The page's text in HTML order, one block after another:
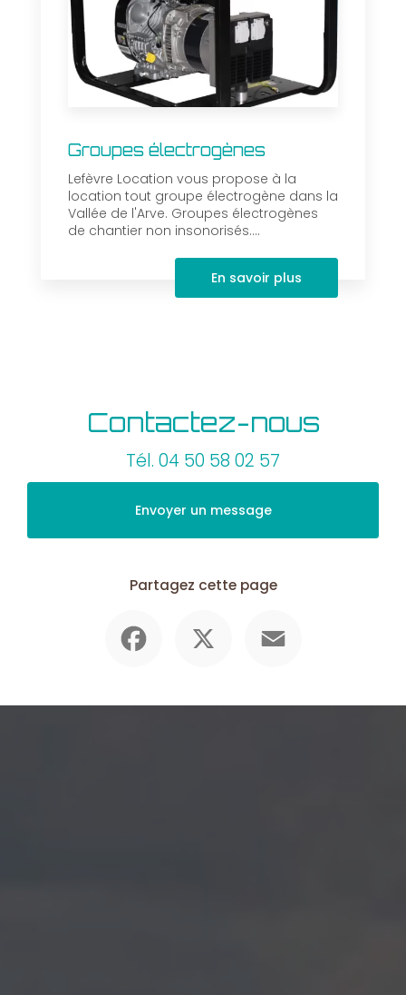
Groupes électrogènes
Lefèvre Location vous propose à la
location tout groupe électrogène dans la
Vallée de l'Arve. Groupes électrogènes
de chantier non insonorisés....
En savoir plus
Contactez-nous
Tél. 04 50 58 02 57
Envoyer un message
Partagez cette page